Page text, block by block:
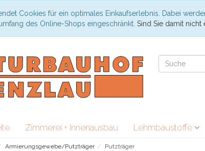
Cookies für ein optimales Einkaufserlebnis. Dabei
des Online-Shops eingeschränkt. Sind Sie damit nicht
Zimmerei + Innenausbau Lehmbaustoffe
Armierungsgewebe/Putzträger Putzträger